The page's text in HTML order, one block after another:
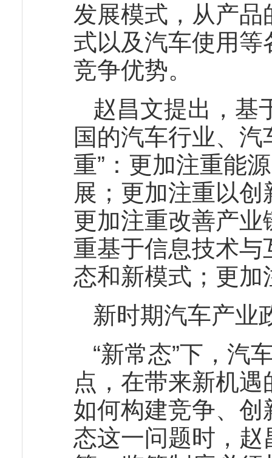
发展模式，从产
式以及汽车使用
竞争优势。
赵昌文提出，基
国的汽车行业、
重”：更加注重能
展；更加注重以
更加注重改善产
重基于信息技术
态和新模式；更
新时期汽车产业
“新常态”下，汽
点，在带来新机
如何构建竞争、
态这一问题时，